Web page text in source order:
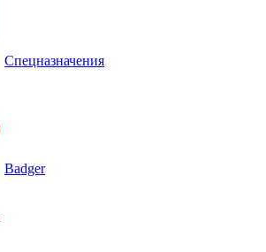
Спецназначения
Badger